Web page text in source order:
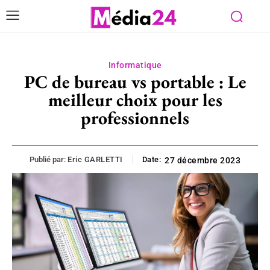
Informatique
PC de bureau vs portable : Le
meilleur choix pour les
professionnels
Publié par: Eric GARLETTI Date: 27 décembre 2023